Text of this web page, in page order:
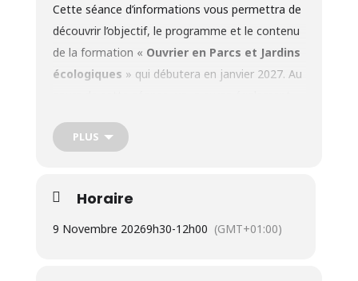
Cette séance d’informations vous permettra de
découvrir l’objectif, le programme et le contenu
de la formation « Ouvrier en Parcs et Jardins
écologiques » qui débutera en janvier 2027. Au
motivations et de poser toutes vos questions
1370 Jodoigne
Présentation de la formation en
quelques lignes
PLUS
Horaire
9 Novembre 20269h30-12h00 (GMT+01:00)